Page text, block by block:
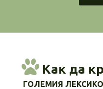
Как да
ГОЛЕМИЯ